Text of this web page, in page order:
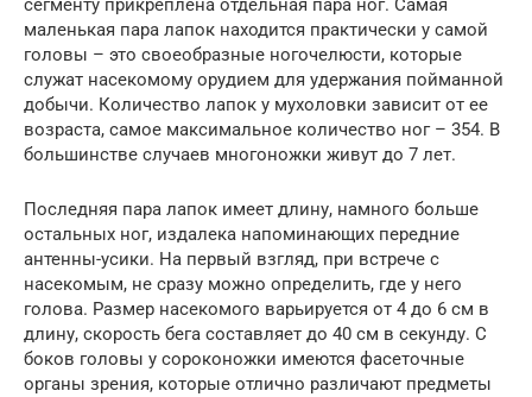
сегменту прикреплена отдельная пара ног. Самая
маленькая пара лапок находится практически у самой
головы – это своеобразные ногочелюсти, которые
служат насекомому орудием для удержания пойманной
добычи. Количество лапок у мухоловки зависит от ее
возраста, самое максимальное количество ног – 354. В
большинстве случаев многоножки живут до 7 лет.
Последняя пара лапок имеет длину, намного больше
остальных ног, издалека напоминающих передние
антенны-усики. На первый взгляд, при встрече с
насекомым, не сразу можно определить, где у него
голова. Размер насекомого варьируется от 4 до 6 см в
длину, скорость бега составляет до 40 см в секунду. С
боков головы у сороконожки имеются фасеточные
органы зрения, которые отлично различают предметы